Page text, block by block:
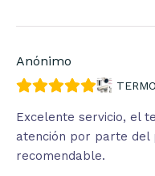
Anónimo
Excelente servicio, el
atención por parte del
recomendable.